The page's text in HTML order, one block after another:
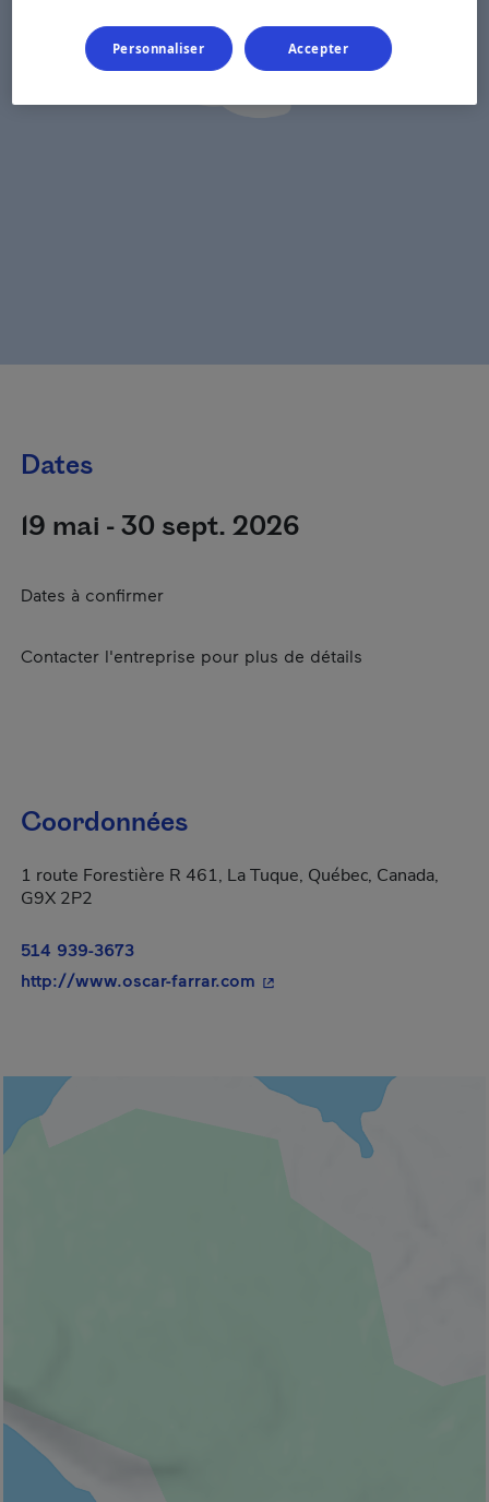
Dates
19 mai - 30 sept. 2026
Dates à confirmer
Contacter l'entreprise pour plus de détails
Coordonnées
1 route Forestière R 461, La Tuque, Québec, Canada,
G9X 2P2
514 939-3673
http://www.oscar-farrar.com - Cet hyperlien s'ouvrira
Personnaliser Accepter